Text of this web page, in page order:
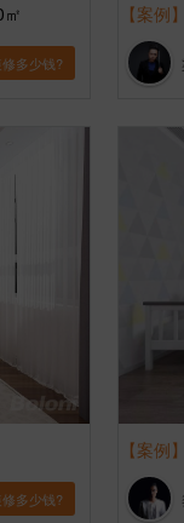
多少钱?
【案例
多少钱?
【案例